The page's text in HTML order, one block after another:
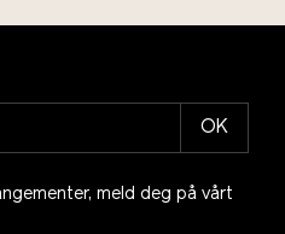
OK
meld deg på vårt